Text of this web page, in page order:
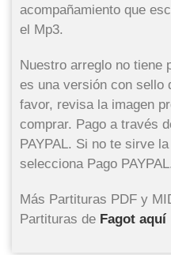
acompañamiento que
el Mp3.
Nuestro arreglo no tiene
es una versión con sello
favor, revisa la imagen
comprar. Pago a través
PAYPAL. Si no te sirve
selecciona Pago PAYPAL.
Más Partituras PDF y
Partituras de Fagot aquí